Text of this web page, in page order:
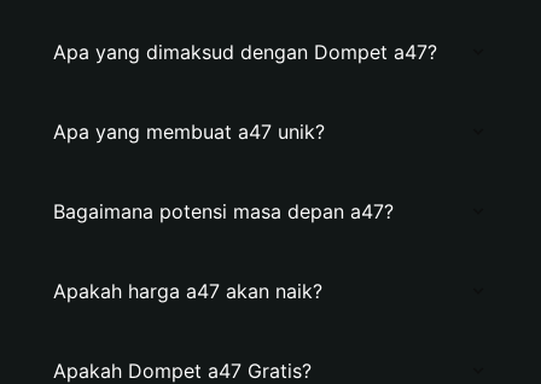
Apa yang dimaksud dengan Dompet a47?
Apa yang membuat a47 unik?
Bagaimana potensi masa depan a47?
Apakah harga a47 akan naik?
Apakah Dompet a47 Gratis?